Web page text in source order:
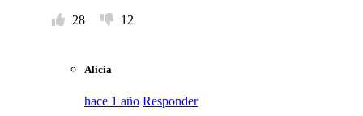
28
12
Alicia
hace 1 año Responder